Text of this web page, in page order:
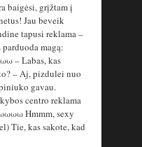
baigėsi, grįžtam į
Jau beveik
tapusi reklama –
parduoda magą:
– Labas, kas
– Aj, pizdulei nuo
gavau.
centro reklama
Hmmm, sexy
Tie, kas sakote, kad